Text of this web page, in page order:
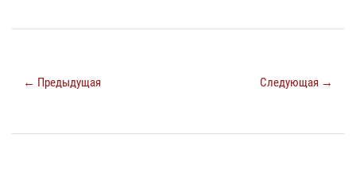
← Предыдущая Следующая →